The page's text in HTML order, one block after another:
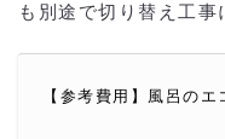
も別途で切り替え工事
【参考費用】風呂の